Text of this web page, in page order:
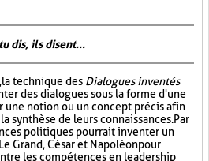
dis, ils disent...
technique des Dialogues inventés
des dialogues sous la forme d'une
une notion ou un concept précis afin
synthèse de leurs connaissances. Par
politiques pourrait inventer un
Grand, César et Napoléon pour
les compétences en leadership